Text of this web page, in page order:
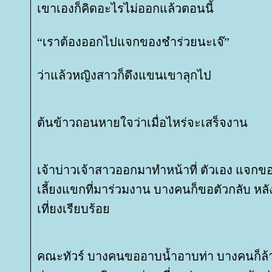
เขาเองก็คิดอะไรไม่ออกแล้วตอนนี้
“เราต้องออกไปแจกของชำร่วยนะเจ๊”
ว่าแล้วหญิงสาวก็ดึงแขนเขาลุกไป
ต้นข้าวถอนหายใจว่าเมื่อไหร่จะเสร็จงาน
เจ้าบ่าวเจ้าสาวออกมาทำหน้าที่ ตัวเอง แจก
เลี้ยงแขกที่มาร่วมงาน บางคนก็ขอตัวกลับ ห
เที่ยงเรียบร้อ
คณะทัวร์ บางคนขออาบน้ำอาบท่า บางคนก็ล้